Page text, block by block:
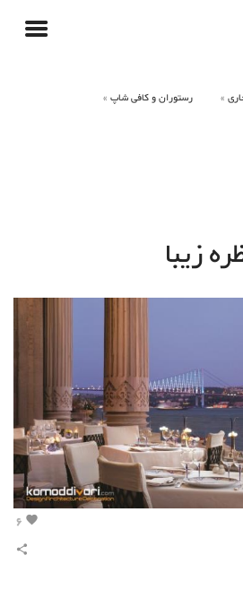
رستوران و کافی شاپ
زیبا
favorite
6
share